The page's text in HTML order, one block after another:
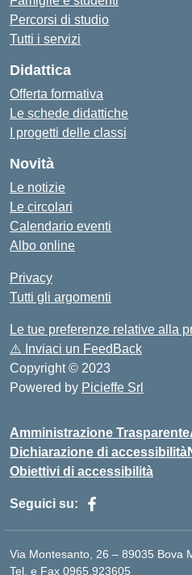
Percorsi di studio
Tutti i servizi
Didattica
Offerta formativa
Le schede didattiche
I progetti delle classi
Novità
Le notizie
Le circolari
Calendario eventi
Albo online
Privacy
Tutti gli argomenti
Le tue preferenze relative alla
⚠️ Inviaci un FeedBack
Copyright © 2023
Powered by Picieffe Srl
Amministrazione Trasparente
Dichiarazione di accessibilità
Obiettivi di accessibilità
Seguici su:
Via Montesanto, 26 – 89035 Bova
Tel. e Fax 0965.923605